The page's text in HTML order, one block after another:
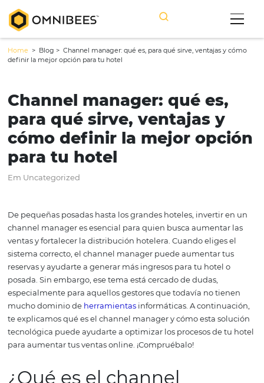
Home> Blog >Channel manager: qué es, para qué sirve, ventajas
Channel manager: qué
para qué sirve, ventajas
cómo definir la mejor
para tu hotel
De pequeñas posadas hasta los grandes hoteles,
channel manager es esencial para quien busca
ventas y fortalecer la distribución hotelera. Cuando
sistema correcto, el channel manager puede aumentar
reservas y ayudarte a generar más ingresos para tu
posada. Sin embargo, ese tema está cercado de dudas,
especialmente para aquellos gestores que todavía no
te explicamos qué es el channel manager y cómo esta